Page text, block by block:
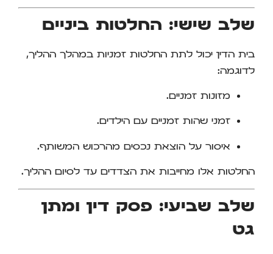
שלב שישי: החלטות ביניים
בית הדין יכול לתת החלטות זמניות במהלך ההליך,
לדוגמה:
מזונות זמניים.
זמני שהות זמניים עם הילדים.
איסור על הוצאת נכסים מהרכוש המשותף.
החלטות אלו מחייבות את הצדדים עד לסיום ההליך.
שלב שביעי: פסק דין ומתן
גט